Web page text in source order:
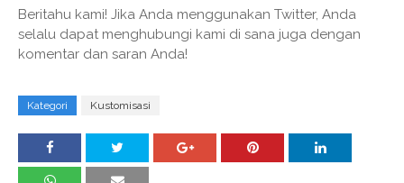
Beritahu kami! Jika Anda menggunakan Twitter, Anda
selalu dapat menghubungi kami di sana juga dengan
komentar dan saran Anda!
Kategori Kustomisasi